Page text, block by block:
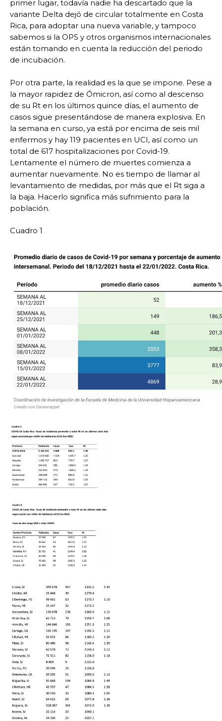
primer lugar, todavía nadie ha descartado que la
variante Delta dejó de circular totalmente en Costa
Rica, para adoptar una nueva variable, y tampoco
sabemos si la OPS y otros organismos internacionales
están tomando en cuenta la reducción del periodo
de incubación.
Por otra parte, la realidad es la que se impone. Pese a
la mayor rapidez de Ómicron, así como al descenso
de su Rt en los últimos quince días, el aumento de
casos sigue presentándose de manera explosiva. En
la semana en curso, ya está por encima de seis mil
enfermos y hay 119 pacientes en UCI, así como un
total de 617 hospitalizaciones por Covid-19.
Lentamente el número de muertes comienza a
aumentar nuevamente. No es tiempo de llamar al
levantamiento de medidas, por más que el Rt siga a
la baja. Hacerlo significa más sufrimiento para la
población.
Cuadro 1